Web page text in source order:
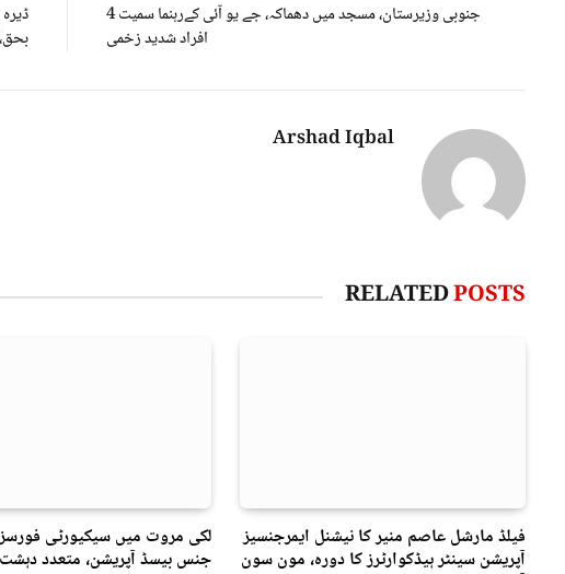
جنوبی وزیرستان، مسجد میں دھماکہ، جے یو آئی کےرہنما سمیت 4
افراد شدید زخمی
بحق،2 زخمی
Arshad Iqbal
RELATEDPOSTS
فیلڈ مارشل عاصم منیر کا نیشنل ایمرجنسیز
آپریشن سینٹر ہیڈکوارٹرز کا دورہ، مون سون
لکی مروت میں سیکیورٹی فورسز
جنس بیسڈ آپریشن، متعدد دہشت